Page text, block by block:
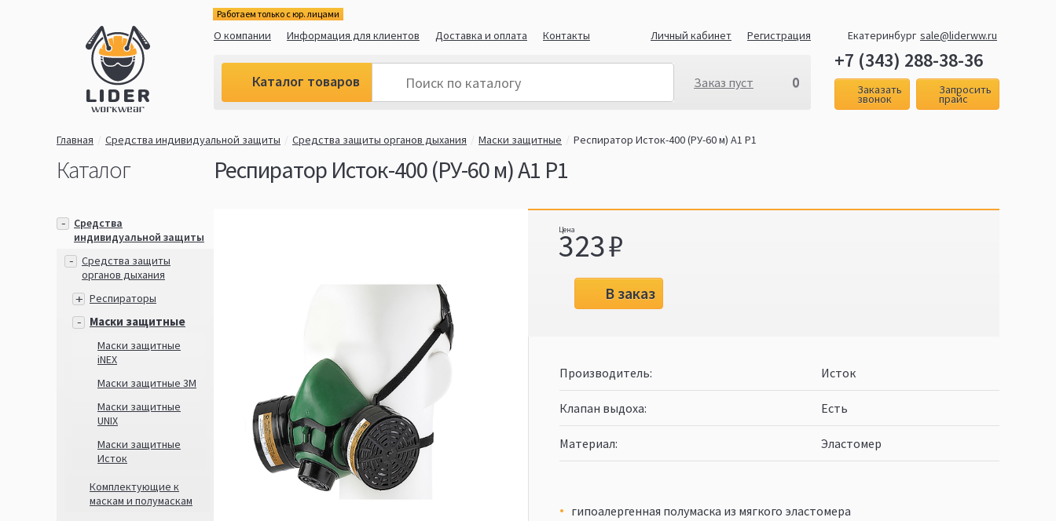
Работаем только с юр. лицами
О компании Информация для клиентов Доставка и оплата Контакты Личный кабинет Регистрация
Каталог товаров Заказ пуст 0
Екатеринбург sale@liderww.ru
+7 (343) 288-38-36
Заказать
звонок
Запросить
прайс
Главная Средства индивидуальной защиты Средства защиты органов дыхания Маски защитные Респиратор Исток-400 (РУ-60 м) А1 Р1
Каталог Респиратор Исток-400 (РУ-60 м) А1 Р1
Средства
индивидуальной защиты
Средства защиты
органов дыхания
Респираторы
Маски защитные
Маски защитные
iNEX
Маски защитные 3М
Маски защитные
UNIX
Маски защитные
Исток
Комплектующие к
маскам и полумаскам
323
В заказ
Производитель Исток
Клапан выдоха Есть
Материал Эластомер
гипоалергенная полумаска из мягкого эластомера